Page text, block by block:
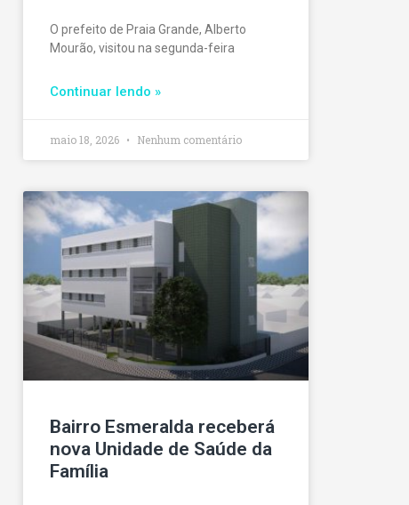
O prefeito de Praia Grande, Alberto
Mourão, visitou na segunda-feira
Continuar lendo »
maio 18, 2026 Nenhum comentário
Bairro Esmeralda receberá
nova Unidade de Saúde da
Família